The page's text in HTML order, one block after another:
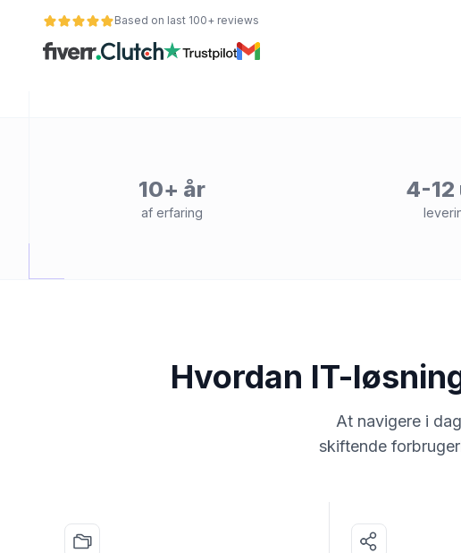
Based on last 100+ reviews
10+ år
af erfaring
4-12
Hvordan IT-
At navigere i
skiftende